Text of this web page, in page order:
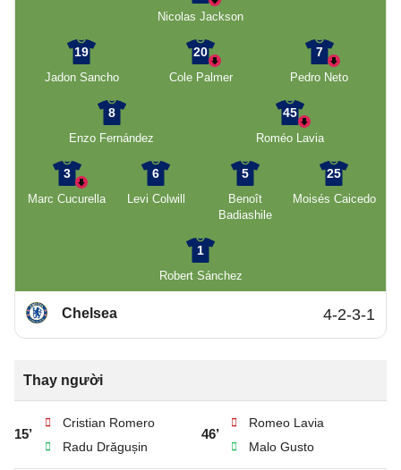
Nicolas Jackson
19
Jadon Sancho
20
Cole Palmer
7
Pedro Neto
8
Enzo Fernández
45
Roméo Lavia
3
Marc Cucurella
6
Levi Colwill
5
Benoît
Badiashile
25
Moisés Caicedo
1
Robert Sánchez
Chelsea 4-2-3-1
Thay người
15’
Cristian Romero
Radu Drăgușin
46’
Romeo Lavia
Malo Gusto